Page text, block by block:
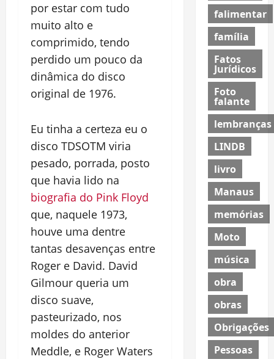
por estar com tudo
muito alto e
comprimido, tendo
perdido um pouco da
dinâmica do disco
original de 1976.
Eu tinha a certeza eu o
disco TDSOTM viria
pesado, porrada, posto
que havia lido na
biografia do Pink Floyd
que, naquele 1973,
houve uma dentre
tantas desavenças entre
Roger e David. David
Gilmour queria um
disco suave,
pasteurizado, nos
moldes do anterior
Meddle, e Roger Waters
falimentar
família
Fatos
Jurídicos
Foto
falante
lembranças
LINDB
livro
Manaus
memórias
Moto
música
obra
obras
Obrigações
Pessoas